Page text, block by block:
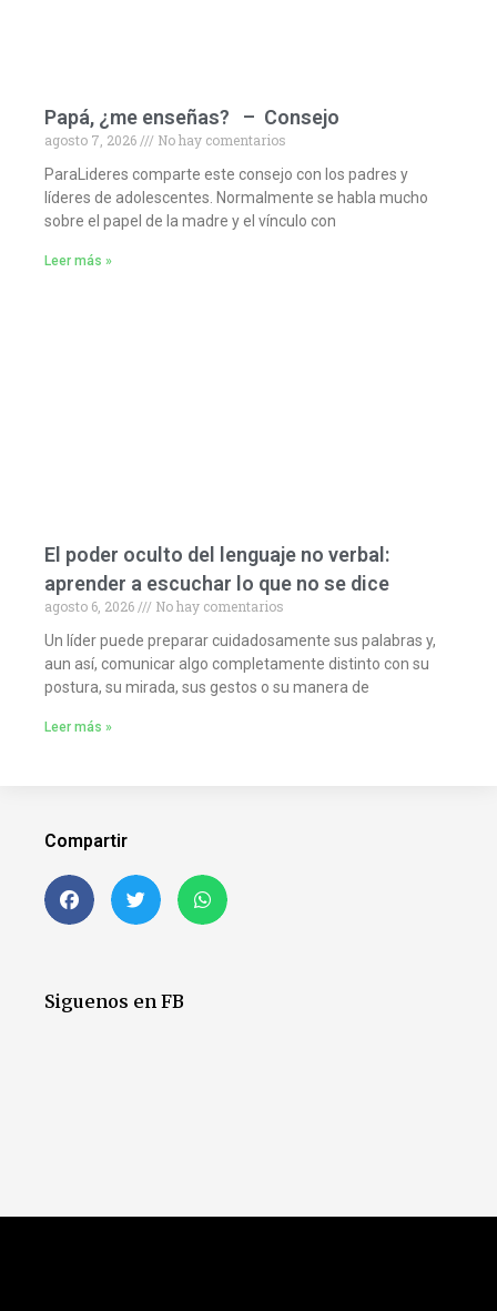
Papá, ¿me enseñas? – Consejo
agosto 7, 2026
No hay comentarios
ParaLideres comparte este consejo con los padres y
líderes de adolescentes. Normalmente se habla mucho
sobre el papel de la madre y el vínculo con
Leer más »
El poder oculto del lenguaje no verbal:
aprender a escuchar lo que no se dice
agosto 6, 2026
No hay comentarios
Un líder puede preparar cuidadosamente sus palabras y,
aun así, comunicar algo completamente distinto con su
postura, su mirada, sus gestos o su manera de
Leer más »
Compartir
Siguenos en FB